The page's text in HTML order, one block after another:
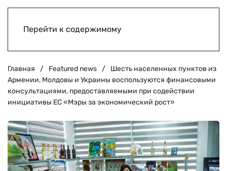
Перейти к содержимому
Главная Featured news
Шесть населенных пунктов из
Армении, Молдовы и Украины воспользуются финансовыми
консультациями, предоставляемыми при содействии
инициативы ЕС «Мэры за экономический рост»